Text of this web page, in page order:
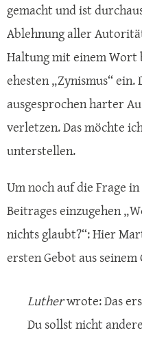
gemacht und ist
Ablehnung aller
Haltung mit einem Wort
ehesten „Zynismus“
ausgesprochen harter
verletzen. Das möchte
unterstellen.
Um noch auf die Frage
Beitrages einzugehen
nichts glaubt?“: Hier
ersten Gebot aus
Lutherwrote: Das
Du sollst nicht